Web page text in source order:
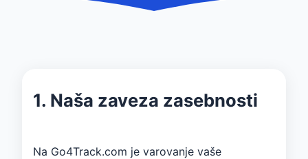
1. Naša zaveza zasebnosti
Na Go4Track.com je varovanje vaše